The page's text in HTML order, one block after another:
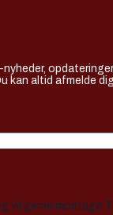
kan altid afmelde
vil gerne modtage